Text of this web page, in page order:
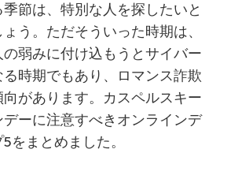
節は、特別な人を探したいと
う。ただそういった時期は、
弱みに付け込もうとサイバー
時期でもあり、ロマンス詐欺
があります。カスペルスキー
ーに注意すべきオンラインデ
をまとめました。